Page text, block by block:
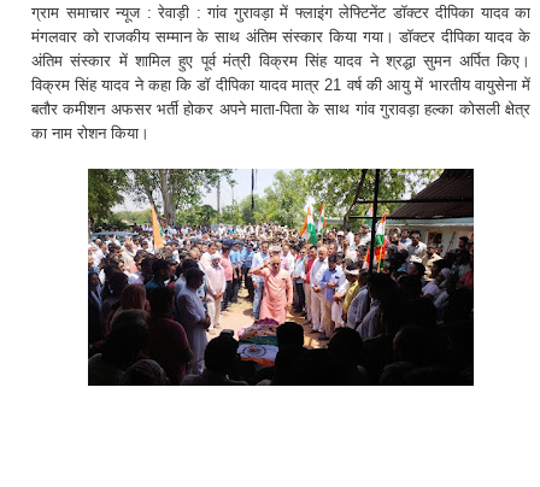
ग्राम समाचार न्यूज : रेवाड़ी : गांव गुरावड़ा में फ्लाइंग लेफ्टिनेंट डॉक्टर दीपिका यादव का
मंगलवार को राजकीय सम्मान के साथ अंतिम संस्कार किया गया। डॉक्टर दीपिका यादव के
अंतिम संस्कार में शामिल हुए पूर्व मंत्री विक्रम सिंह यादव ने श्रद्धा सुमन अर्पित किए।
विक्रम सिंह यादव ने कहा कि डॉ दीपिका यादव मात्र 21 वर्ष की आयु में भारतीय वायुसेना में
बतौर कमीशन अफसर भर्ती होकर अपने माता-पिता के साथ गांव गुरावड़ा हल्का कोसली क्षेत्र
का नाम रोशन किया।